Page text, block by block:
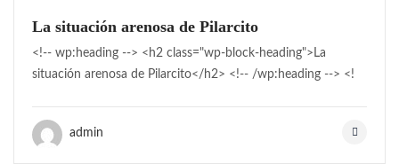
La situación arenosa de Pilarcito
<!-- wp:heading --> <h2 class="wp-block-heading">La
situación arenosa de Pilarcito</h2> <!-- /wp:heading --> <!
admin